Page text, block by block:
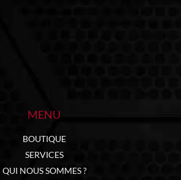
MENU
BOUTIQUE
SERVICES
QUI NOUS SOMMES ?